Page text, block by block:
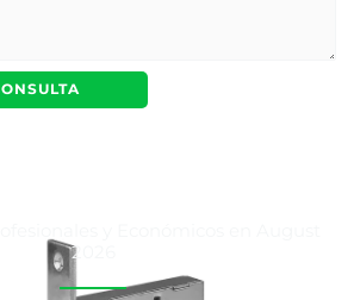
2026